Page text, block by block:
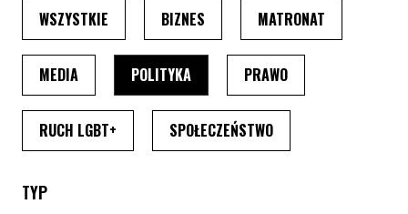
WSZYSTKIE PO WYBRANIU TEMATU, STRONA PRZEŁADUJE SIĘ
BIZNES PO WYBRANIU TEMATU, STRONA
MATRONAT
MEDIAPO WYBRANIU TEMATU, STRONA PRZEŁADUJE SIĘ
POLITYKAPO WYBRANIU TEMATU, STRONA
PRAWOPO WYBRANIU
RUCH LGBT+ PO WYBRANIU TEMATU, STRONA PRZEŁADUJE
SPOŁECZEŃSTWOPO WYBRANIU
TYP